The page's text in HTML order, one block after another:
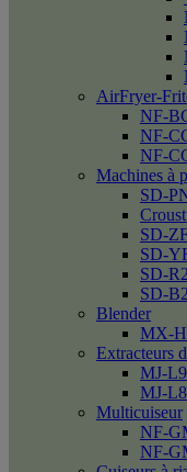
AirFryer-
NF-
NF-
NF-
Machines à
SD-
SD-
SD-
SD-
SD-
Blender
MX-
Extracteurs
MJ-
MJ-
Multicuiseur
NF-
NF-